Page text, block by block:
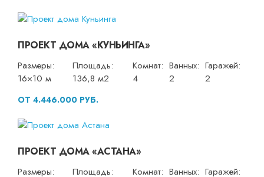
ПРОЕКТ ДОМА «КУНЬИНГА»
Размеры:
16×10 м
Площадь:
136,8 м2
Комнат:
4
Ванных:
2
Гаражей:
2
ОТ 4.446.000 РУБ.
ПРОЕКТ ДОМА «АСТАНА»
Размеры: Площадь: Комнат: Ванных: Гаражей: